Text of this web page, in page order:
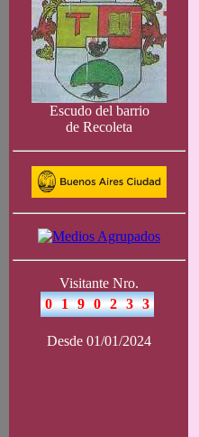
Escudo del barrio
de Recoleta
Visitante Nro.
Desde 01/01/2024